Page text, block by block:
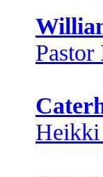
Pastor
Heikki